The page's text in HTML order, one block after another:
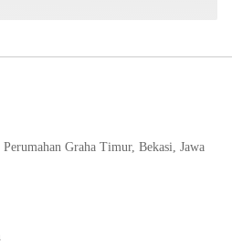
Graha Timur, Bekasi, Jawa